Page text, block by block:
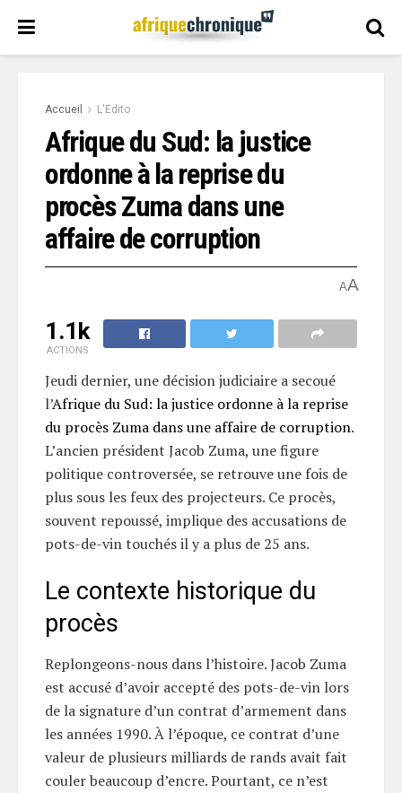
Accueil L'Edito
Afrique du Sud: la justice
ordonne à la reprise du
procès Zuma dans une
affaire de corruption
AA
1.1k
ACTIONS
Jeudi dernier, une décision judiciaire a secoué
l’Afrique du Sud: la justice ordonne à la reprise
du procès Zuma dans une affaire de corruption.
L’ancien président Jacob Zuma, une figure
politique controversée, se retrouve une fois de
plus sous les feux des projecteurs. Ce procès,
souvent repoussé, implique des accusations de
pots-de-vin touchés il y a plus de 25 ans.
Le contexte historique du
procès
Replongeons-nous dans l’histoire. Jacob Zuma
est accusé d’avoir accepté des pots-de-vin lors
de la signature d’un contrat d’armement dans
les années 1990. À l’époque, ce contrat d’une
valeur de plusieurs milliards de rands avait fait
couler beaucoup d’encre. Pourtant, ce n’est